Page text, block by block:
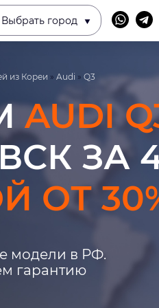
Выбрать город
из Кореи » Audi » Q3
AUDI
ЗА
ОТ
модели в РФ.
гарантию